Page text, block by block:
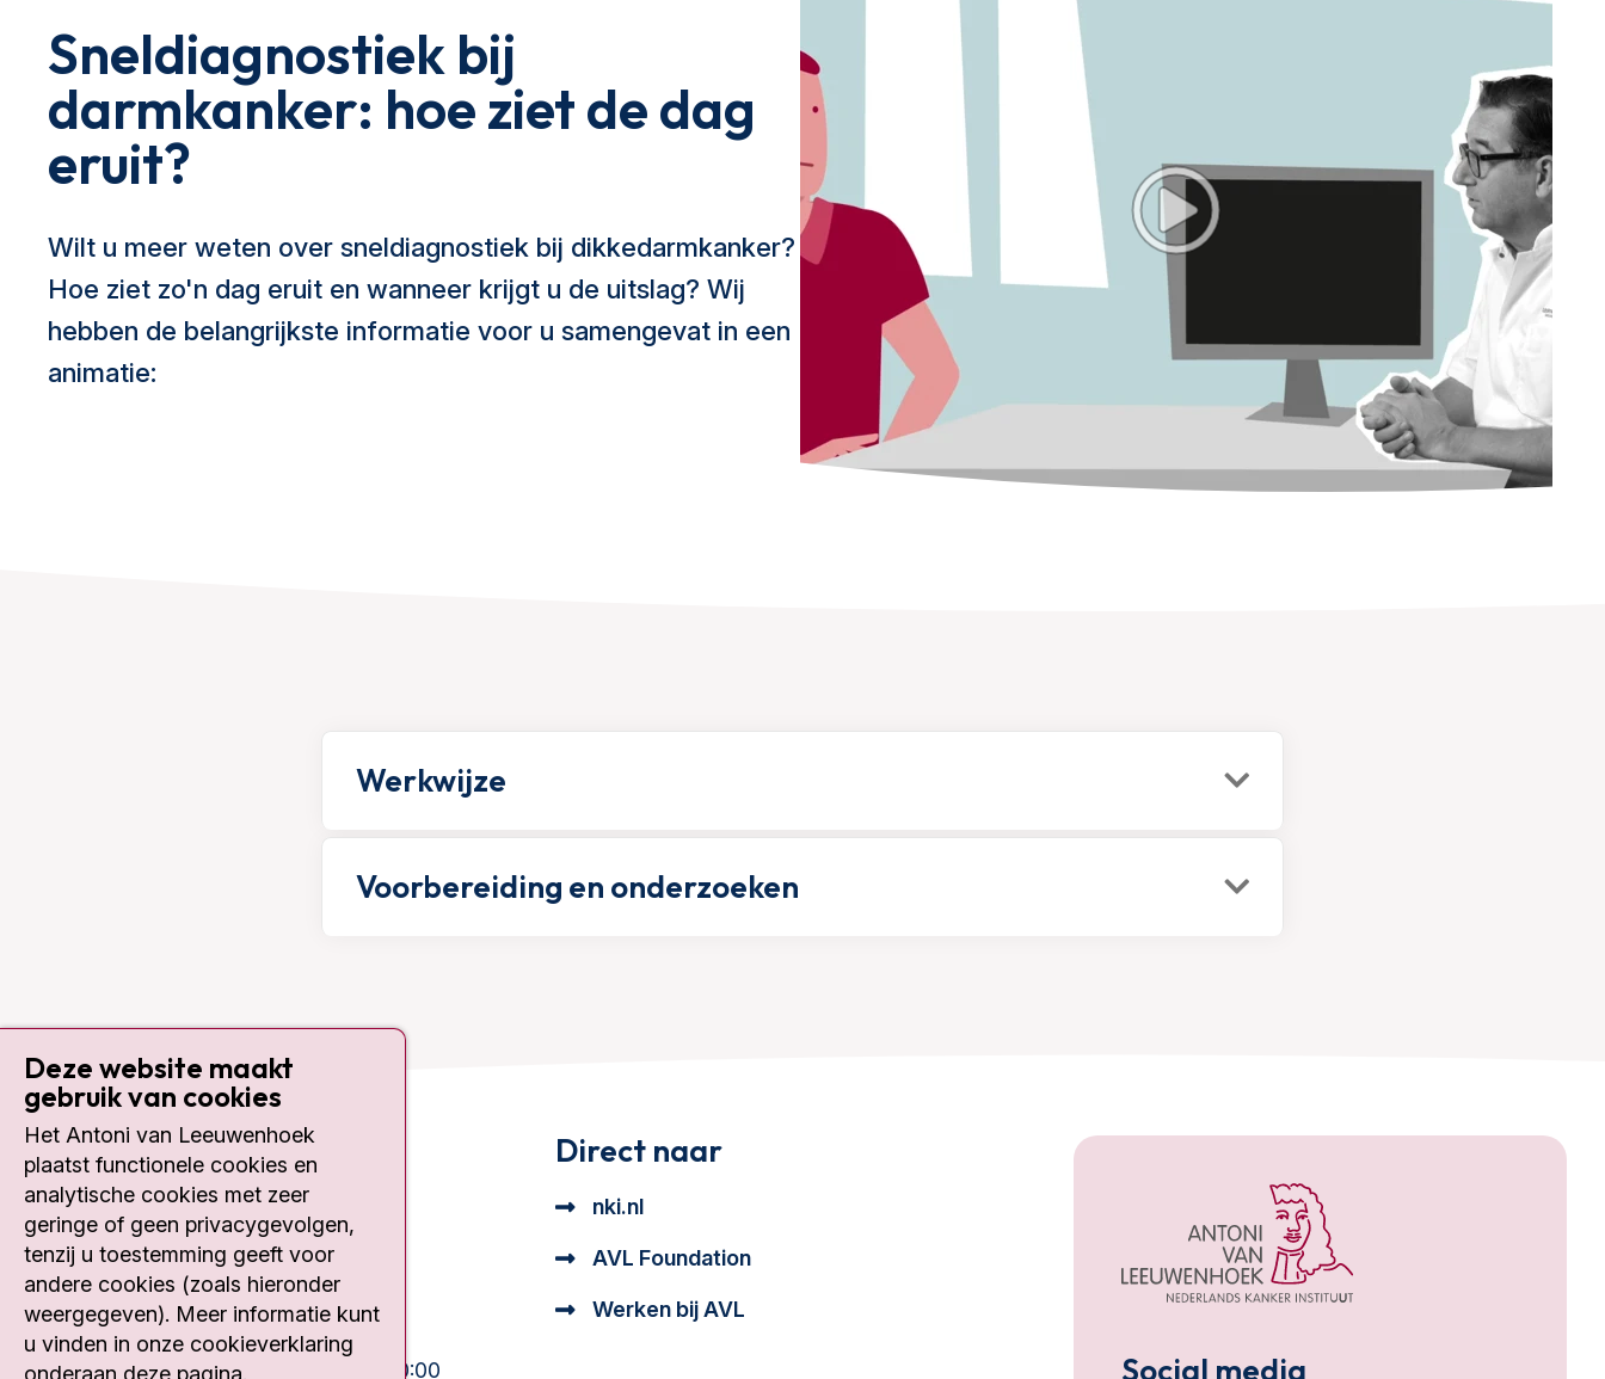
Sneldiagnostiek bij
darmkanker: hoe ziet de dag
eruit?
Wilt u meer weten over sneldiagnostiek bij dikkedarmkanker?
Hoe ziet zo'n dag eruit en wanneer krijgt u de uitslag? Wij
hebben de belangrijkste informatie voor u samengevat in een
animatie:
Werkwijze
Voorbereiding en onderzoeken
Contact
Plesmanlaan 121
1066 CX Amsterdam
020 512 9111
Bezoektijden
Ma-Vrij:
10:30 - 13:00 en 15:00 - 20:00
Direct naar
nki.nl
AVL Foundation
Werken bij AVL
Social media
Deze website maakt
gebruik van cookies
Het Antoni van Leeuwenhoek
plaatst functionele cookies en
analytische cookies met zeer
geringe of geen privacygevolgen,
tenzij u toestemming geeft voor
andere cookies (zoals hieronder
weergegeven). Meer informatie kunt
u vinden in onze cookieverklaring
onderaan deze pagina.